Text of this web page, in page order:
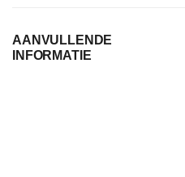
AANVULLENDE
INFORMATIE